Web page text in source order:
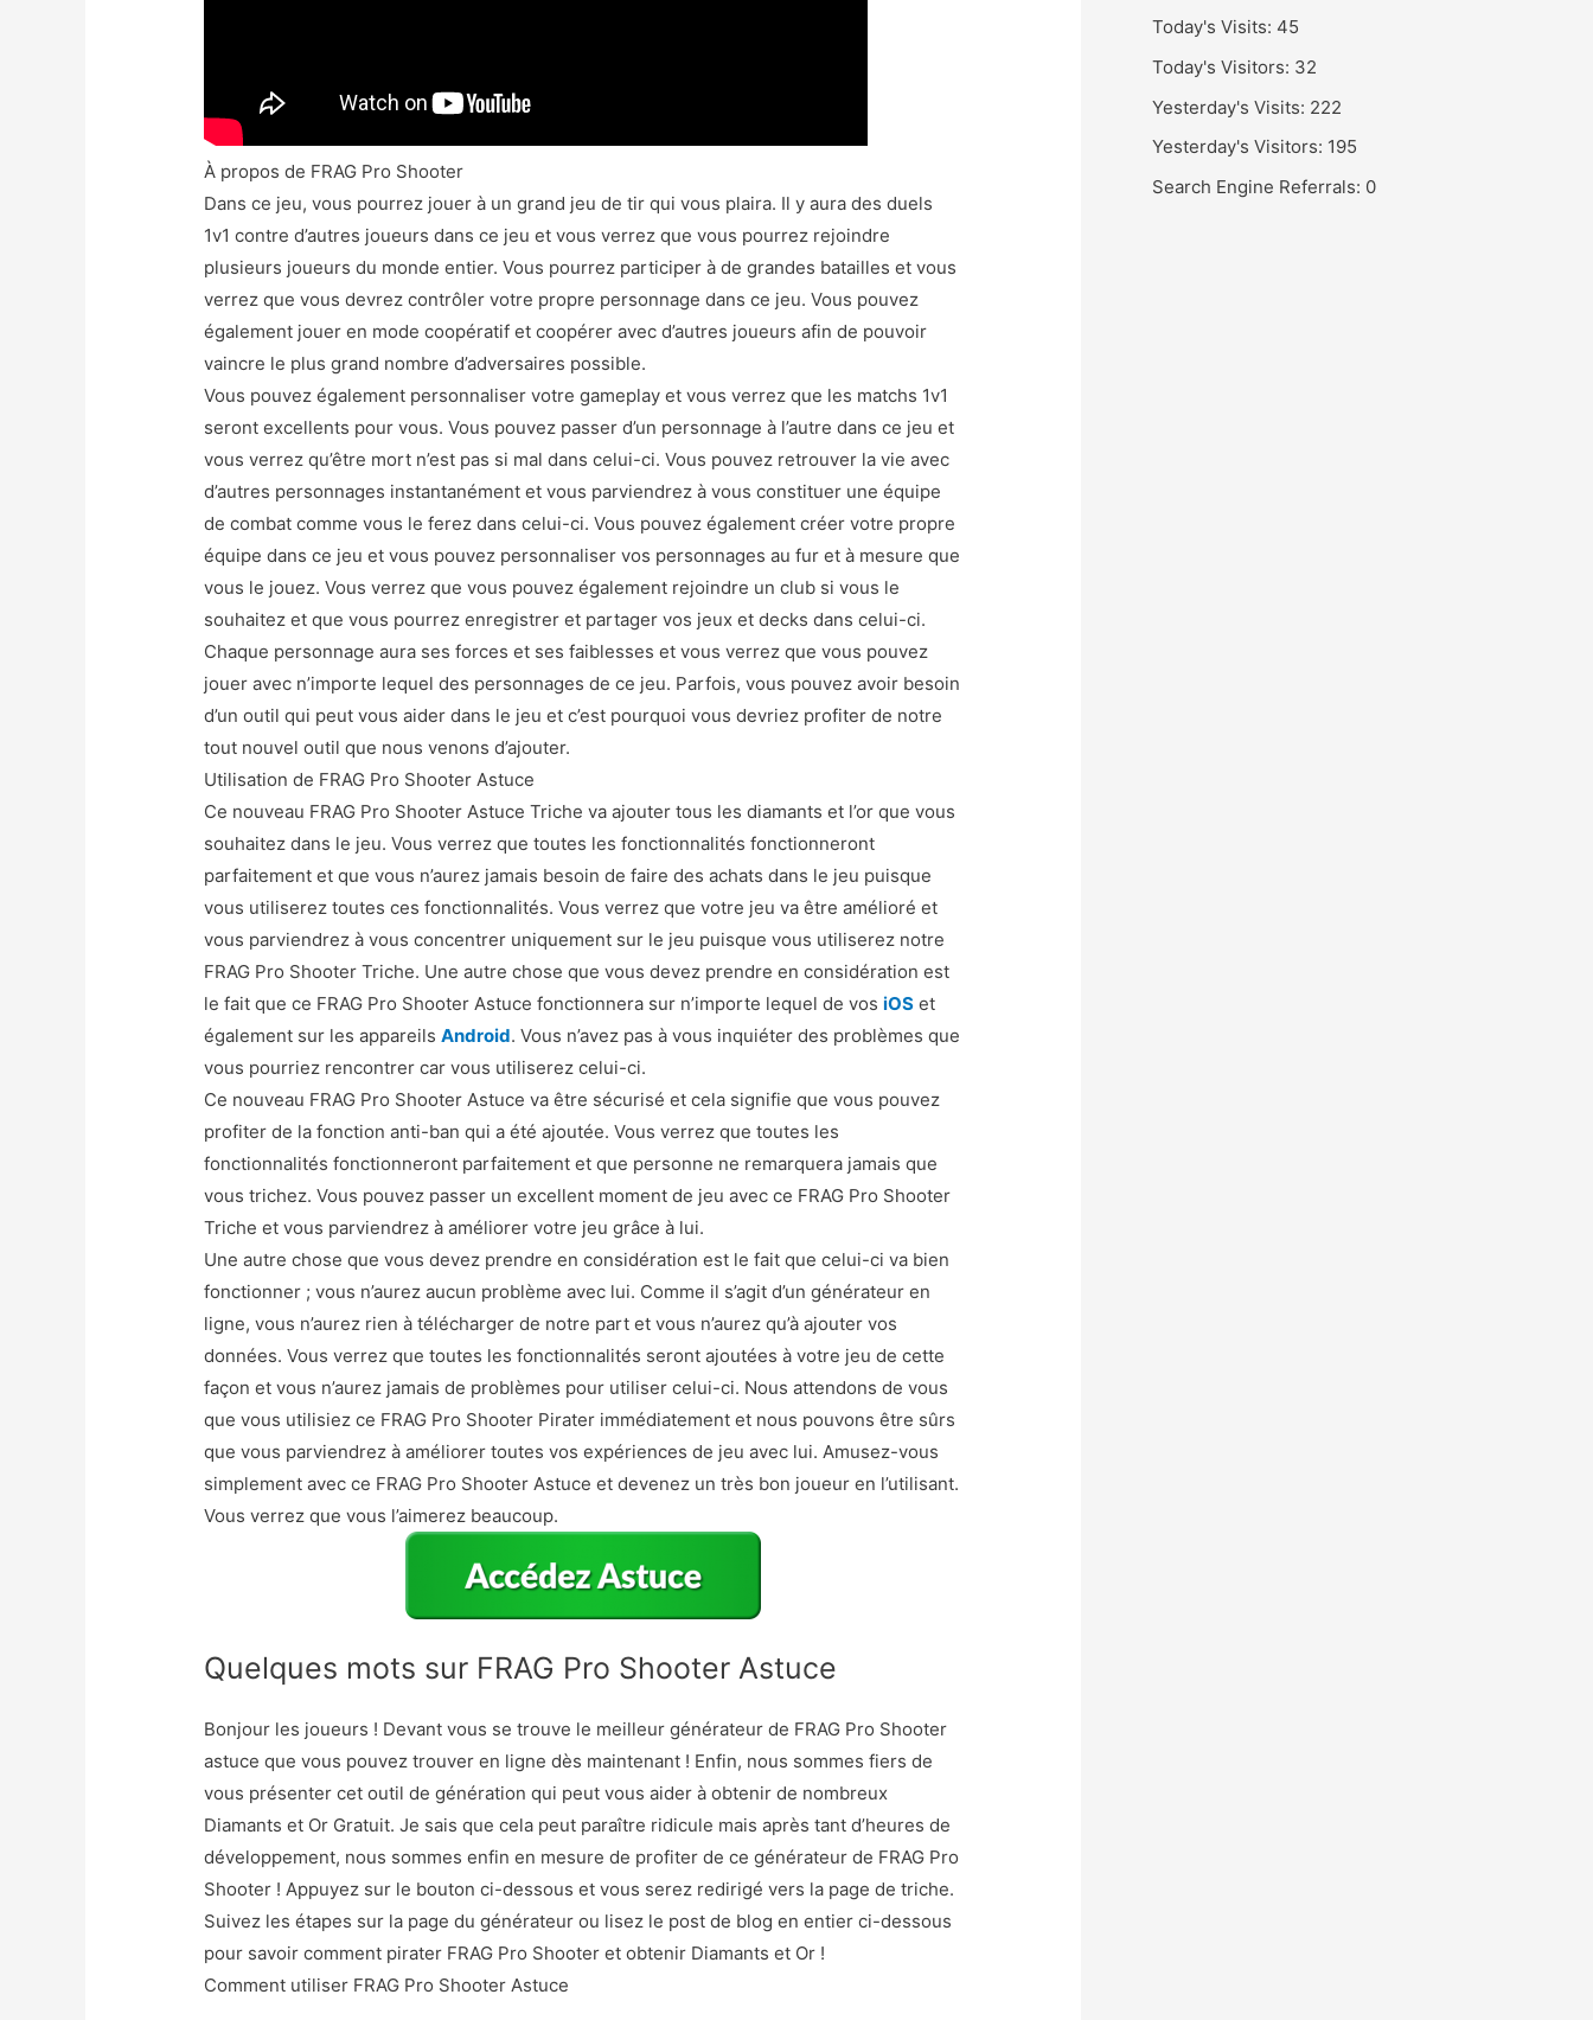
À propos de FRAG Pro Shooter
Dans ce jeu, vous pourrez jouer à un grand jeu de tir qui vous plaira. Il y aura des duels
1v1 contre d’autres joueurs dans ce jeu et vous verrez que vous pourrez rejoindre
plusieurs joueurs du monde entier. Vous pourrez participer à de grandes batailles et vous
verrez que vous devrez contrôler votre propre personnage dans ce jeu. Vous pouvez
également jouer en mode coopératif et coopérer avec d’autres joueurs afin de pouvoir
vaincre le plus grand nombre d’adversaires possible.
Vous pouvez également personnaliser votre gameplay et vous verrez que les matchs 1v1
seront excellents pour vous. Vous pouvez passer d’un personnage à l’autre dans ce jeu et
vous verrez qu’être mort n’est pas si mal dans celui-ci. Vous pouvez retrouver la vie avec
d’autres personnages instantanément et vous parviendrez à vous constituer une équipe
de combat comme vous le ferez dans celui-ci. Vous pouvez également créer votre propre
équipe dans ce jeu et vous pouvez personnaliser vos personnages au fur et à mesure que
vous le jouez. Vous verrez que vous pouvez également rejoindre un club si vous le
souhaitez et que vous pourrez enregistrer et partager vos jeux et decks dans celui-ci.
Chaque personnage aura ses forces et ses faiblesses et vous verrez que vous pouvez
jouer avec n’importe lequel des personnages de ce jeu. Parfois, vous pouvez avoir besoin
d’un outil qui peut vous aider dans le jeu et c’est pourquoi vous devriez profiter de notre
tout nouvel outil que nous venons d’ajouter.
Utilisation de FRAG Pro Shooter Astuce
Ce nouveau FRAG Pro Shooter Astuce Triche va ajouter tous les diamants et l’or que vous
souhaitez dans le jeu. Vous verrez que toutes les fonctionnalités fonctionneront
parfaitement et que vous n’aurez jamais besoin de faire des achats dans le jeu puisque
vous utiliserez toutes ces fonctionnalités. Vous verrez que votre jeu va être amélioré et
vous parviendrez à vous concentrer uniquement sur le jeu puisque vous utiliserez notre
FRAG Pro Shooter Triche. Une autre chose que vous devez prendre en considération est
le fait que ce FRAG Pro Shooter Astuce fonctionnera sur n’importe lequel de vosiOS et
également sur les appareilsAndroid. Vous n’avez pas à vous inquiéter des problèmes que
vous pourriez rencontrer car vous utiliserez celui-ci.
Ce nouveau FRAG Pro Shooter Astuce va être sécurisé et cela signifie que vous pouvez
profiter de la fonction anti-ban qui a été ajoutée. Vous verrez que toutes les
fonctionnalités fonctionneront parfaitement et que personne ne remarquera jamais que
vous trichez. Vous pouvez passer un excellent moment de jeu avec ce FRAG Pro Shooter
Triche et vous parviendrez à améliorer votre jeu grâce à lui.
Une autre chose que vous devez prendre en considération est le fait que celui-ci va bien
fonctionner ; vous n’aurez aucun problème avec lui. Comme il s’agit d’un générateur en
ligne, vous n’aurez rien à télécharger de notre part et vous n’aurez qu’à ajouter vos
données. Vous verrez que toutes les fonctionnalités seront ajoutées à votre jeu de cette
façon et vous n’aurez jamais de problèmes pour utiliser celui-ci. Nous attendons de vous
que vous utilisiez ce FRAG Pro Shooter Pirater immédiatement et nous pouvons être sûrs
que vous parviendrez à améliorer toutes vos expériences de jeu avec lui. Amusez-vous
simplement avec ce FRAG Pro Shooter Astuce et devenez un très bon joueur en l’utilisant.
Vous verrez que vous l’aimerez beaucoup.
Quelques mots sur FRAG Pro Shooter Astuce
Bonjour les joueurs ! Devant vous se trouve le meilleur générateur de FRAG Pro Shooter
astuce que vous pouvez trouver en ligne dès maintenant ! Enfin, nous sommes fiers de
vous présenter cet outil de génération qui peut vous aider à obtenir de nombreux
Diamants et Or Gratuit. Je sais que cela peut paraître ridicule mais après tant d’heures de
développement, nous sommes enfin en mesure de profiter de ce générateur de FRAG Pro
Shooter ! Appuyez sur le bouton ci-dessous et vous serez redirigé vers la page de triche.
Suivez les étapes sur la page du générateur ou lisez le post de blog en entier ci-dessous
pour savoir comment pirater FRAG Pro Shooter et obtenir Diamants et Or !
Comment utiliser FRAG Pro Shooter Astuce
Today's Visits: 45
Today's Visitors: 32
Yesterday's Visits: 222
Yesterday's Visitors: 195
Search Engine Referrals: 0